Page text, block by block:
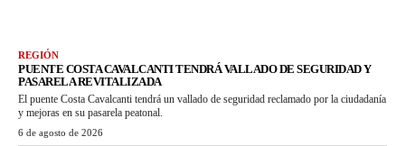
REGIÓN
PUENTE COSTA CAVALCANTI TENDRÁ VALLADO DE SEGURIDAD Y
PASARELA REVITALIZADA
El puente Costa Cavalcanti tendrá un vallado de seguridad reclamado por la ciudadanía
y mejoras en su pasarela peatonal.
6 de agosto de 2026